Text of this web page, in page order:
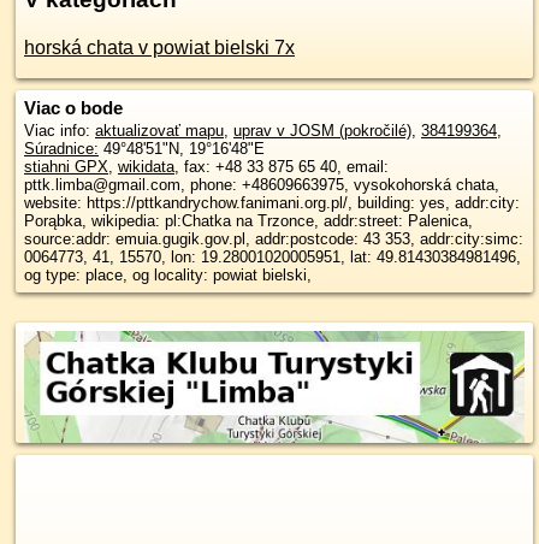
horská chata v powiat bielski 7x
Viac o bode
Viac info: aktualizovať mapu, uprav v JOSM (pokročilé), 384199364,
Súradnice: 49°48'51"N, 19°16'48"E
stiahni GPX, wikidata, fax: +48 33 875 65 40, email:
pttk.limba@gmail.com, phone: +48609663975, vysokohorská chata,
website: https://pttkandrychow.fanimani.org.pl/, building: yes, addr:city:
Porąbka, wikipedia: pl:Chatka na Trzonce, addr:street: Palenica,
source:addr: emuia.gugik.gov.pl, addr:postcode: 43 353, addr:city:simc:
0064773, 41, 15570, lon: 19.28001020005951, lat: 49.81430384981496,
og type: place, og locality: powiat bielski,